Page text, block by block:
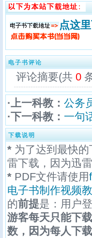
点这
电子书评论
评论摘要(共 0
·上一科教： 公务
·下一科教： 一句
下载说明
* 为了达到最快
雷下载，因为迅
* PDF文件请使用
电子书制作视频
的前提是：用户
游客每天只能下
数，因为每人下